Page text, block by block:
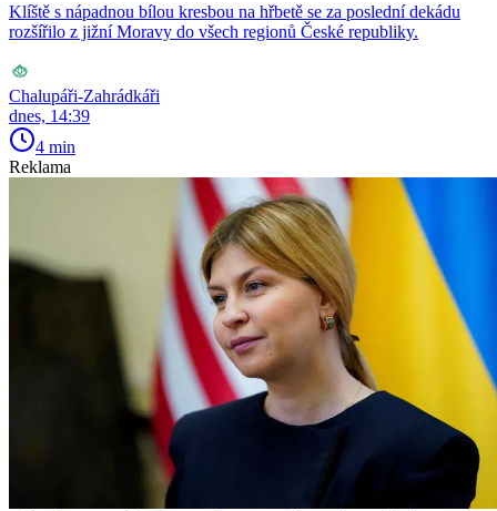
Klíště s nápadnou bílou kresbou na hřbetě se za poslední dekádu
rozšířilo z jižní Moravy do všech regionů České republiky.
Chalupáři-Zahrádkáři
dnes, 14:39
4 min
Reklama